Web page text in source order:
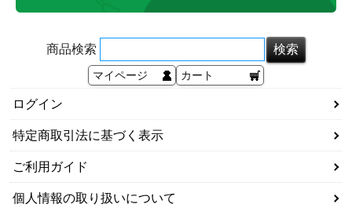
商品検索
マイページ カート
ログイン
特定商取引法に基づく表示
ご利用ガイド
個人情報の取り扱いについて